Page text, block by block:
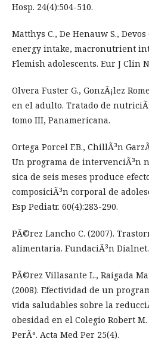
Hosp. 24(4):504-510.
Matthys C., De Henauw S., Devos
energy intake, macronutrient
Flemish adolescents. Eur J Clin
Olvera Fuster G., GonzÃ¡lez
en el adulto. Tratado de
tomo III, Panamericana.
Ortega Porcel F.B., ChillÃ³n
Un programa de
sica de seis meses produce
composiciÃ³n corporal de
Esp Pediatr. 60(4):283-290.
PÃ©rez Lancho C. (2007).
alimentaria. FundaciÃ³n Dialnet.
PÃ©rez Villasante L., Raigada
(2008). Efectividad de un
vida saludables sobre la
obesidad en el Colegio Robert
PerÃº. Acta Med Per 25(4).